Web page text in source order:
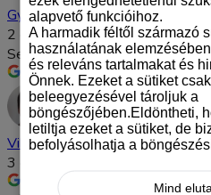
alapvető funkcióihoz.
A harmadik féltől származó
használatának
és releváns tartalmakat és
Önnek. Ezeket a sütiket
beleegyezésével tároljuk a
böngészőjében.Eldöntheti,
letiltja ezeket a sütiket, de
befolyásolhatja a
Mind
Gyula Kiss
2 év telt el
Segítőkész csapat, értik a
Viharos Ottó
3 év telt el